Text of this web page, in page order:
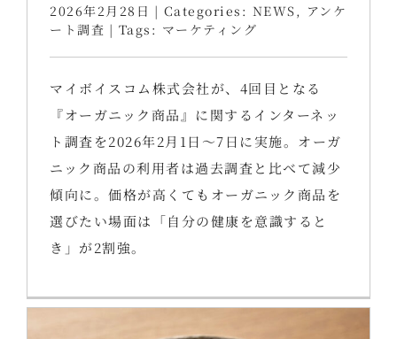
2026年2月28日 | Categories: NEWS , アンケ
ート調査 | Tags: マーケティング
マイボイスコム株式会社が、4回目となる
『オーガニック商品』に関するインターネッ
ト調査を2026年2月1日～7日に実施。オーガ
ニック商品の利用者は過去調査と比べて減少
傾向に。価格が高くてもオーガニック商品を
選びたい場面は「自分の健康を意識すると
き」が2割強。